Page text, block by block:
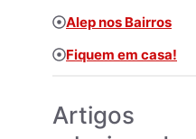
Alep nos Bairros
Fiquem em casa!
Artigos